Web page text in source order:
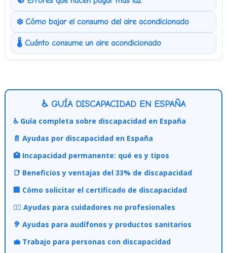
❄️ Cómo bajar el consumo del aire acondicionado
🌡️ Cuánto consume un aire acondicionado
♿ GUÍA DISCAPACIDAD EN ESPAÑA
♿ Guía completa sobre discapacidad en España
📄 Ayudas por discapacidad en España
🏥 Incapacidad permanente: qué es y tipos
📑 Beneficios y ventajas del 33% de discapacidad
🏢 Cómo solicitar el certificado de discapacidad
👩‍⚕️ Ayudas para cuidadores no profesionales
🦻 Ayudas para audífonos y productos sanitarios
💼 Trabajo para personas con discapacidad